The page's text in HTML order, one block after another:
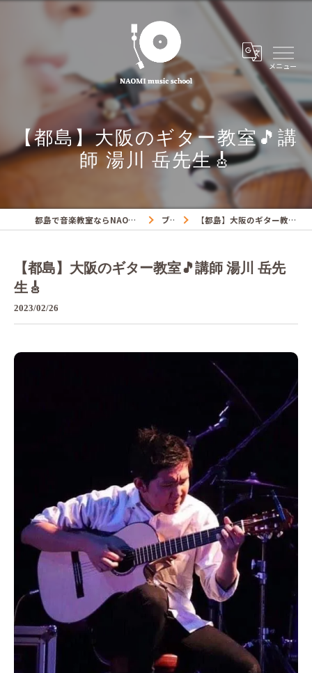
【都島】大阪のギター教室🎵講
師 湯川 岳先生🎸
都島で音楽教室ならNAOMIミュージックスクール ブログ 【都島】大阪のギター教室🎵講師 湯川 岳先生🎸
【都島】大阪のギター教室🎵講師 湯川 岳先
生🎸
2023/02/26